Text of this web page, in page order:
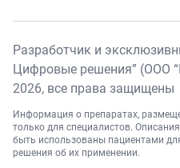
Разработчик и
Цифровые решения” (ООО
2026, все права защищены
Информация о препаратах,
только для специалистов.
быть использованы пациентами
решения об их применении.